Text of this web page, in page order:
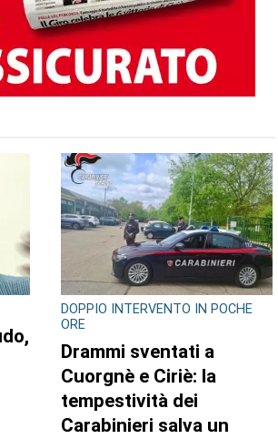
EDITORIA E COOPERAZIONE
AGCI e FILE: un’alleanza
per tutelare i giornali
locali e no profit